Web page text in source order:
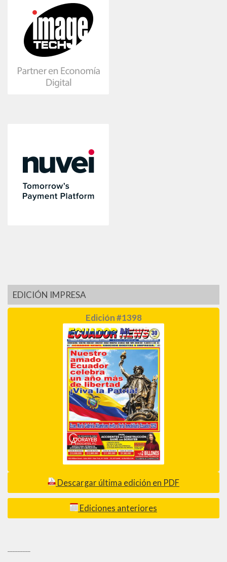
EDICIÓN IMPRESA
Edición #1398
Descargar última edición en PDF
Ediciones anteriores